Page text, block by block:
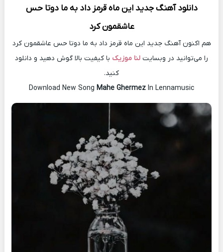
دانلود آهنگ جدید این ماه قرمز داد به ما دوتا حس
عاشقمون کرد
هم اکنون آهنگ جدید این ماه قرمز داد به ما دوتا حس عاشقمون کرد
را می‌توانید در وبسایت لنا موزیک با کیفیت بالا گوش دهید و دانلود
کنید.
Download New Song Mahe Ghermez In Lennamusic